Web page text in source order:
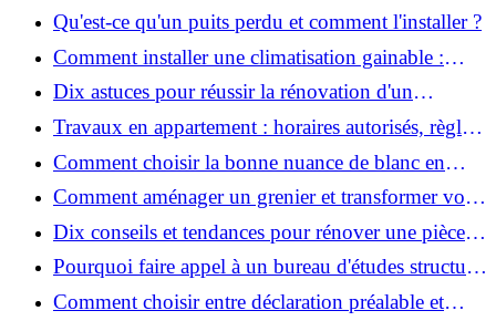
Qu'est-ce qu'un puits perdu et comment l'installer ?
Comment installer une climatisation gainable :
coût, étapes et conseils ?
Dix astuces pour réussir la rénovation d'un
appartement
Travaux en appartement : horaires autorisés, règles
et bonnes pratiques
Comment choisir la bonne nuance de blanc en
décoration et éviter les pièges ?
Comment aménager un grenier et transformer vos
combles en espace habitable ?
Dix conseils et tendances pour rénover une pièce
de la maison
Pourquoi faire appel à un bureau d'études structure
pour garantir la sécurité de vos rénovations ?
Comment choisir entre déclaration préalable et